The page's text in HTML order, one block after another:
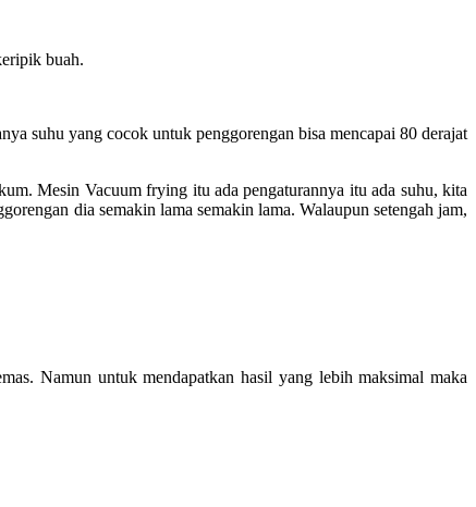
buah.
suhu yang cocok untuk penggorengan bisa mencapai 80 derajat
Mesin Vacuum frying itu ada pengaturannya itu ada suhu, kita
dia semakin lama semakin lama. Walaupun setengah jam,
Namun untuk mendapatkan hasil yang lebih maksimal maka